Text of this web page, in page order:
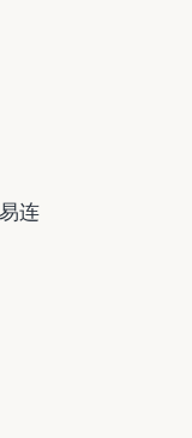
连